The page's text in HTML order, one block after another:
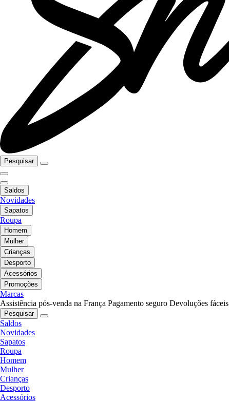
Pesquisar
Saldos
Novidades
Sapatos
Roupa
Homem
Mulher
Crianças
Desporto
Acessórios
Promoções
Marcas
Assistência pós-venda na França Pagamento seguro Devoluções fáceis
Pesquisar
Saldos
Novidades
Sapatos
Roupa
Homem
Mulher
Crianças
Desporto
Acessórios